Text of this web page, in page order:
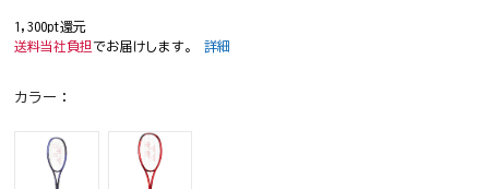
1,300pt還元
送料当社負担 でお届けします。詳細
カラー：